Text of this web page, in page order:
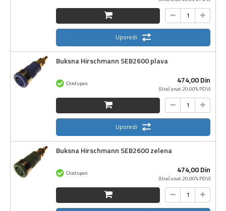
Uporedi
Buksna Hirschmann SEB2600 plava
474,00Din
(Uračunat 20.00% PDV)
Dostupan
Uporedi
Buksna Hirschmann SEB2600 zelena
474,00Din
(Uračunat 20.00% PDV)
Dostupan